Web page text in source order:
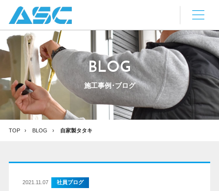
BLOG
施工事例･ブログ
TOP BLOG 自家製タタキ
2021.11.07 社員ブログ